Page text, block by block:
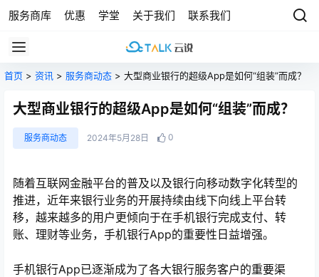
服务商库 优惠 学堂 关于我们 联系我们
首页 > 资讯 > 服务商动态 > 大型商业银行的超级App是如何“组装”而成？
大型商业银行的超级App是如何“组装”而成？
服务商动态 2024年5月28日 0
随着互联网金融平台的普及以及银行向移动数字化转型的
推进，近年来银行业务的开展持续由线下向线上平台转
移，越来越多的用户更倾向于在手机银行完成支付、转
账、理财等业务，手机银行App的重要性日益增强。
手机银行App已逐渐成为了各大银行服务客户的重要渠